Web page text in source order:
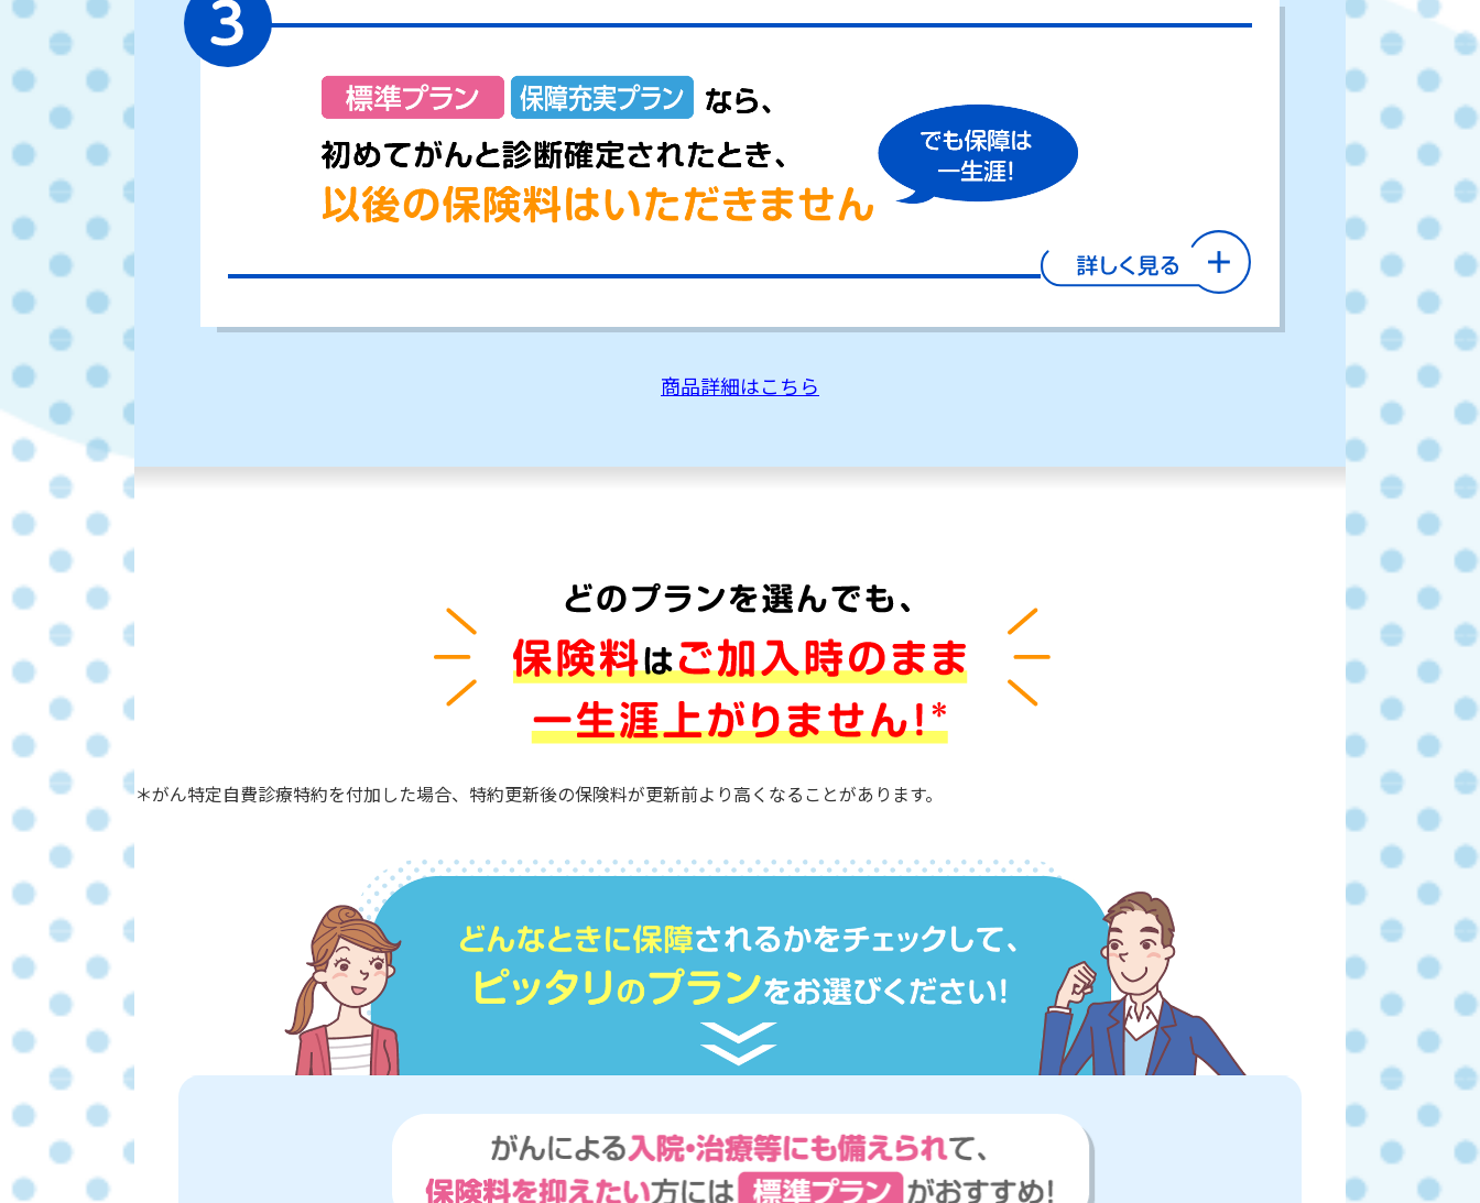
商品詳細はこちら
＊がん特定自費診療特約を付加した場合、特約更新後の保険料が更新前より高くなることがあります。